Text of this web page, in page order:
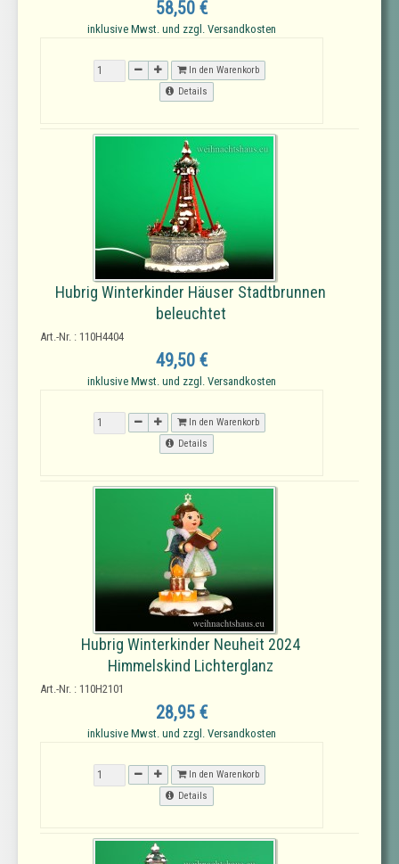
58,50 €
inklusive Mwst. und zzgl. Versandkosten
In den Warenkorb
Details
Hubrig Winterkinder Häuser Stadtbrunnen
beleuchtet
Art.-Nr. : 110H4404
49,50 €
inklusive Mwst. und zzgl. Versandkosten
In den Warenkorb
Details
Hubrig Winterkinder Neuheit 2024
Himmelskind Lichterglanz
Art.-Nr. : 110H2101
28,95 €
inklusive Mwst. und zzgl. Versandkosten
In den Warenkorb
Details